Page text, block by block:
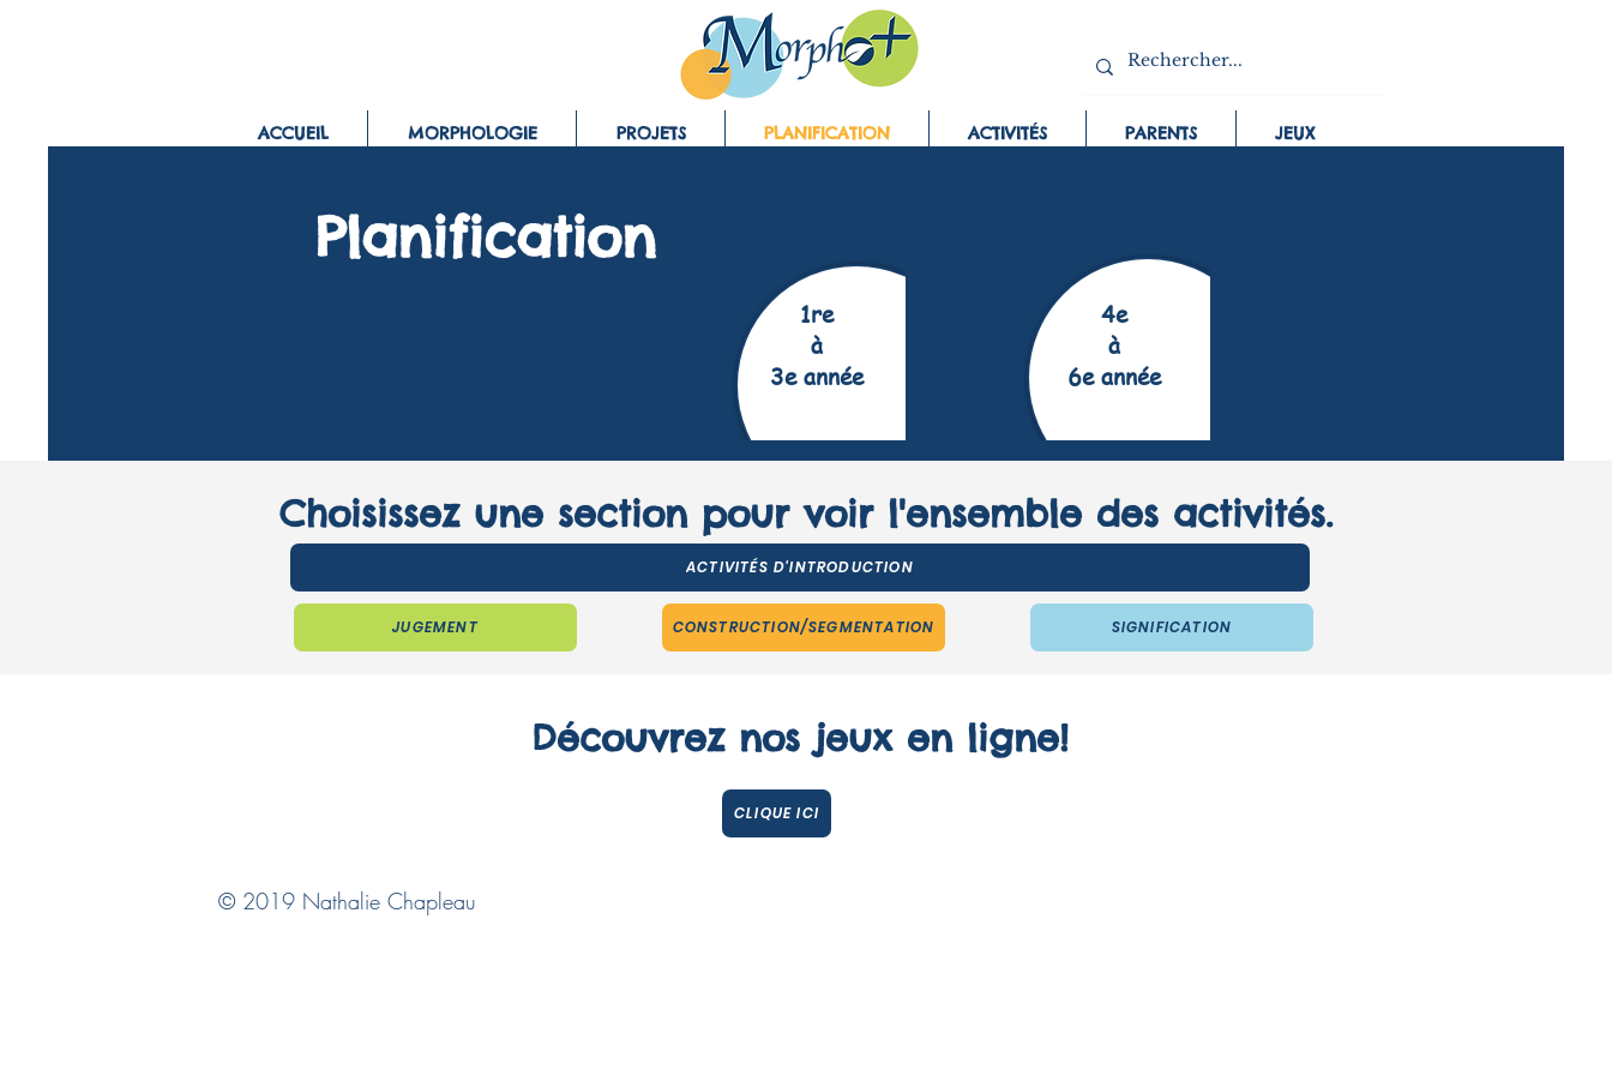
ACCUEIL MORPHOLOGIE PROJETS PLANIFICATION ACTIVITÉS PARENTS JEUX
Planification
1re
à
3e année
4e
à
6e année
Choisissez une section pour voir l'ensemble des activités.
ACTIVITÉS D'INTRODUCTION
JUGEMENT CONSTRUCTION/SEGMENTATION SIGNIFICATION
Découvrez nos jeux en ligne!
CLIQUE ICI
© 2019 Nathalie Chapleau